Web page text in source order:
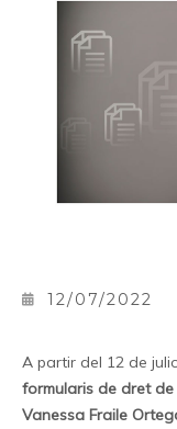
12/07/2022
A partir del 12 de
formularis de dret
Vanessa Fraile